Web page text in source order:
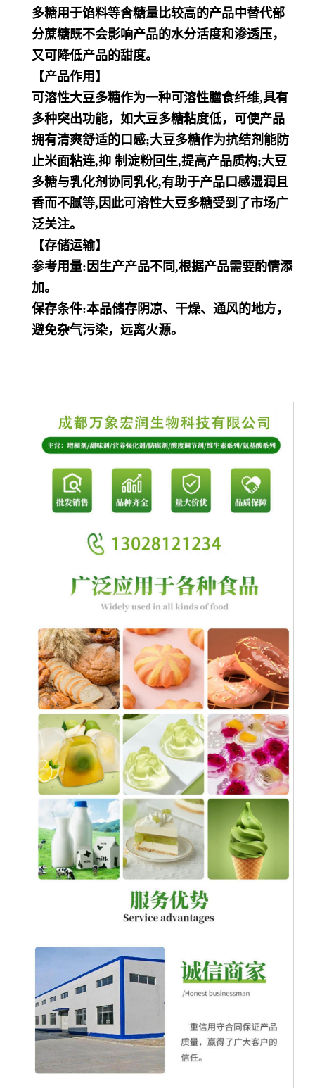
多糖用于馅料等含糖量比较高的产品中替代部
分蔗糖既不会影响产品的水分活度和渗透压，
又可降低产品的甜度。
【产品作用】
可溶性大豆多糖作为一种可溶性膳食纤维,具有
多种突出功能，如大豆多糖粘度低，可使产品
拥有清爽舒适的口感;大豆多糖作为抗结剂能防
止米面粘连,抑 制淀粉回生,提高产品质构;大豆
多糖与乳化剂协同乳化,有助于产品口感湿润且
香而不腻等,因此可溶性大豆多糖受到了市场广
泛关注。
【存储运输】
参考用量:因生产产品不同,根据产品需要酌情添
加。
保存条件:本品储存阴凉、干燥、通风的地方，
避免杂气污染，远离火源。